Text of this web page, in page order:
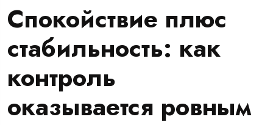
Спокойствие плюс
стабильность: как
контроль
оказывается ровным